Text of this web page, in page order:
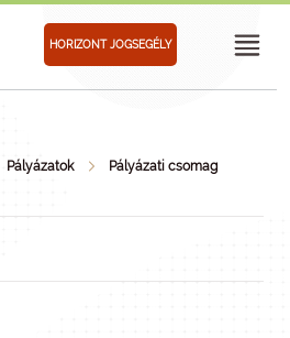
HORIZONT JOGSEGÉLY
Pályázatok Pályázati csomag